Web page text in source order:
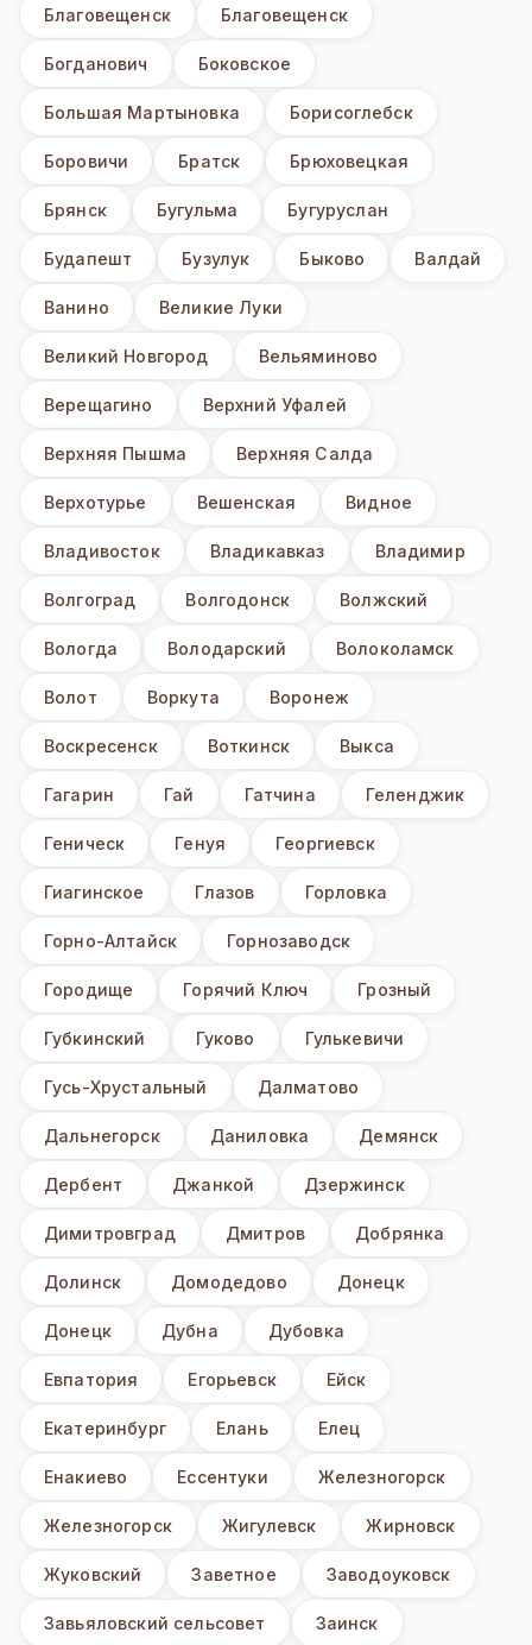
Благовещенск Благовещенск
Богданович Боковское
Большая Мартыновка Борисоглебск
Боровичи Братск Брюховецкая
Брянск Бугульма Бугуруслан
Будапешт Бузулук Быково Валдай
Ванино Великие Луки
Великий Новгород Вельяминово
Верещагино Верхний Уфалей
Верхняя Пышма Верхняя Салда
Верхотурье Вешенская Видное
Владивосток Владикавказ Владимир
Волгоград Волгодонск Волжский
Вологда Володарский Волоколамск
Волот Воркута Воронеж
Воскресенск Воткинск Выкса
Гагарин Гай Гатчина Геленджик
Геническ Генуя Георгиевск
Гиагинское Глазов Горловка
Горно-Алтайск Горнозаводск
Городище Горячий Ключ Грозный
Губкинский Гуково Гулькевичи
Гусь-Хрустальный Далматово
Дальнегорск Даниловка Демянск
Дербент Джанкой Дзержинск
Димитровград Дмитров Добрянка
Долинск Домодедово Донецк
Донецк Дубна Дубовка
Евпатория Егорьевск Ейск
Екатеринбург Елань Елец
Енакиево Ессентуки Железногорск
Железногорск Жигулевск Жирновск
Жуковский Заветное Заводоуковск
Завьяловский сельсовет Заинск